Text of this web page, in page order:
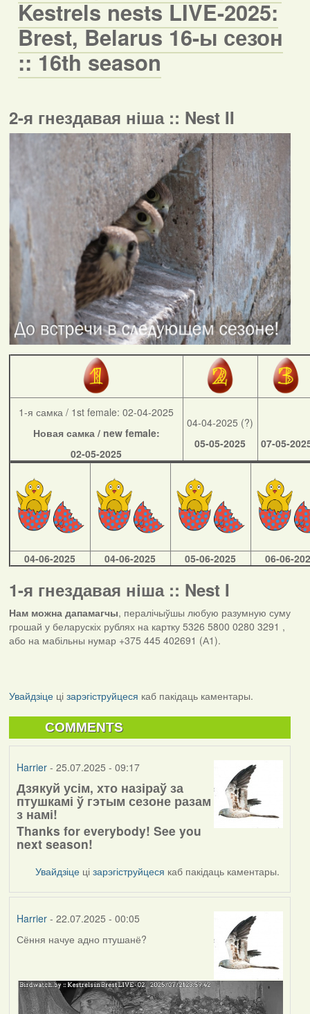
Kestrels nests LIVE-2025:
Brest, Belarus 16-ы сезон
:: 16th season
2-я гнездавая ніша :: Nest II
1-я самка / 1st female: 02-04-2025
Новая самка / new female:
02-05-2025
04-04-2025 (?)
05-05-2025
07-05-
04-06-2025 04-06-2025 05-06-2025 06-06-
1-я гнездавая ніша :: Nest I
Нам можна дапамагчы, пералічыўшы любую разумную суму
грошай у беларускіх рублях на картку 5326 5800 0280 3291 ,
або на мабільны нумар +375 445 402691 (А1).
Увайдзіцеці зарэгіструйцеся каб пакідаць каментары.
COMMENTS
Harrier- 25.07.2025 - 09:17
Дзякуй усім, хто назіраў за
птушкамі ў гэтым сезоне разам
з намі!
Thanks for everybody! See you
next season!
Увайдзіце цізарэгіструйцеся каб пакідаць каментары.
Harrier- 22.07.2025 - 00:05
Сёння начуе адно птушанё?